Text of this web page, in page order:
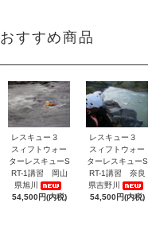
おすすめ商品
レスキュー３
スィフトウォー
ターレスキューS
RT-1講習 岡山
県旭川
54,500円(内税)
レスキュー３
スィフトウォー
ターレスキューS
RT-1講習 奈良
県吉野川
54,500円(内税)